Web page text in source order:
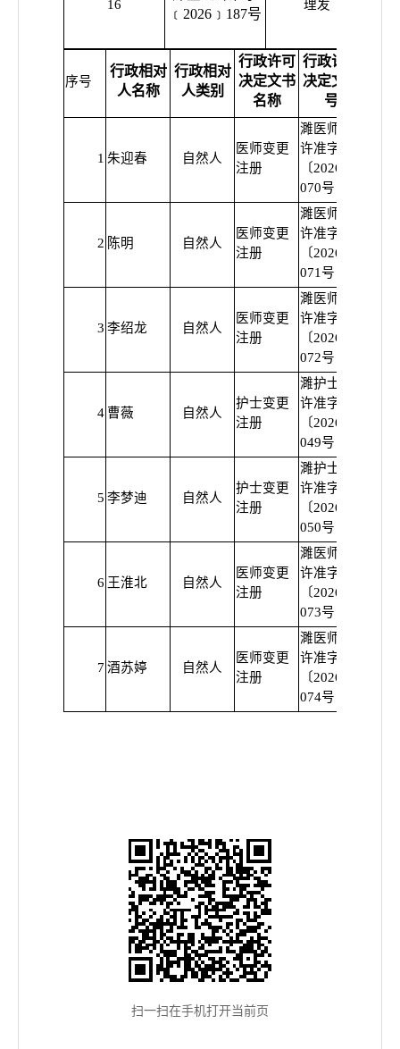
16
﹝2026﹞187号
理发
序号
行政相对
人名称
行政相对
人类别
行政许可
决定文书
名称
行政许可
决定文书
号
1 朱迎春 自然人
医师变更
注册
濉医师变
许准字
〔2026〕
070号
2 陈明 自然人
医师变更
注册
濉医师变
许准字
〔2026〕
071号
3 李绍龙 自然人
医师变更
注册
濉医师变
许准字
〔2026〕
072号
4 曹薇 自然人
护士变更
注册
濉护士变
许准字
〔2026〕
049号
5 李梦迪 自然人
护士变更
注册
濉护士变
许准字
〔2026〕
050号
6 王淮北 自然人
医师变更
注册
濉医师变
许准字
〔2026〕
073号
7 酒苏婷 自然人
医师变更
注册
濉医师变
许准字
〔2026〕
074号
扫一扫在手机打开当前页